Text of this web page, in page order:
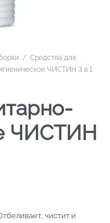
/ Средства для
ЧИСТИН 3 в 1
ЧИСТИН
чистит и